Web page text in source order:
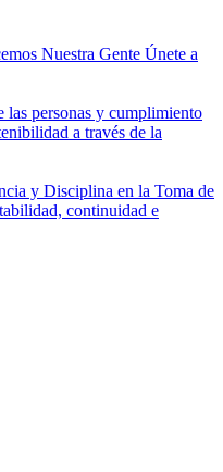
Nuestra Gente Únete a
las personas y cumplimiento
a través de la
y Disciplina en la Toma de
continuidad e